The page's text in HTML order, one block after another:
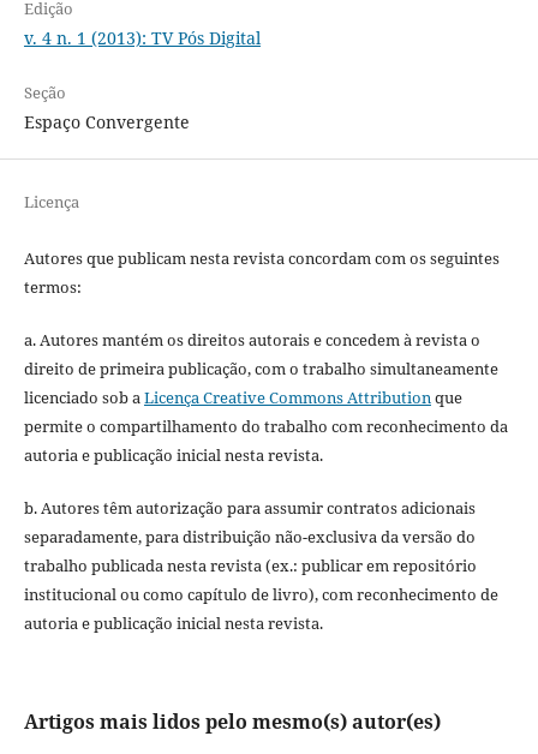
Edição
v. 4 n. 1 (2013): TV Pós Digital
Seção
Espaço Convergente
Licença
Autores que publicam nesta revista concordam com os seguintes
termos:
a. Autores mantém os direitos autorais e concedem à revista o
direito de primeira publicação, com o trabalho simultaneamente
licenciado sob aLicença Creative Commons Attributionque
permite o compartilhamento do trabalho com reconhecimento da
autoria e publicação inicial nesta revista.
b. Autores têm autorização para assumir contratos adicionais
separadamente, para distribuição não-exclusiva da versão do
trabalho publicada nesta revista (ex.: publicar em repositório
institucional ou como capítulo de livro), com reconhecimento de
autoria e publicação inicial nesta revista.
Artigos mais lidos pelo mesmo(s) autor(es)